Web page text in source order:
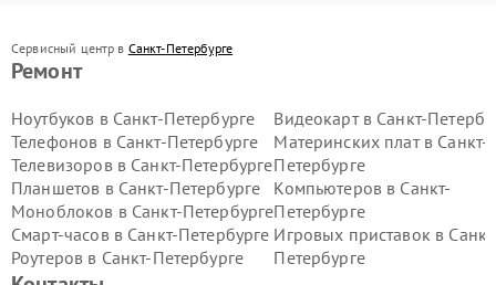
Сервисный центр в Санкт-Петербурге
Ремонт
Ноутбуков в Санкт-Петербурге
Телефонов в Санкт-Петербурге
Телевизоров в Санкт-Петербурге
Планшетов в Санкт-Петербурге
Моноблоков в Санкт-Петербурге
Смарт-часов в Санкт-Петербурге
Роутеров в Санкт-Петербурге
Видеокарт в Санкт-
Материнских плат в Санкт-
Петербурге
Компьютеров в Санкт-
Петербурге
Игровых приставок в
Петербурге